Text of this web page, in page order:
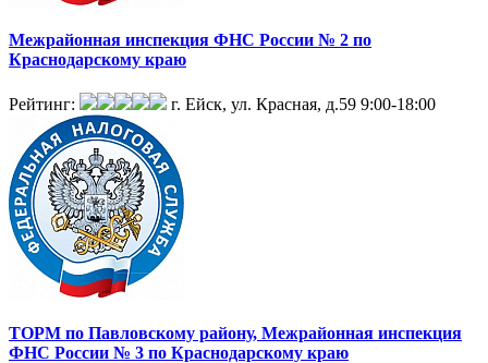
Межрайонная инспекция ФНС России № 2 по
Краснодарскому краю
Рейтинг: г. Ейск, ул. Красная, д.59 9:00-18:00
ТОРМ по Павловскому району, Межрайонная инспекция
ФНС России № 3 по Краснодарскому краю